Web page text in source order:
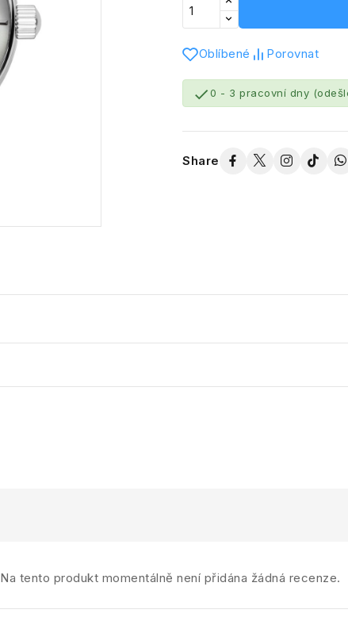
Oblíbené Porovnat
0 - 3 pracovní dny
Share
Na tento produkt momentálně není přidána žádná recenze.